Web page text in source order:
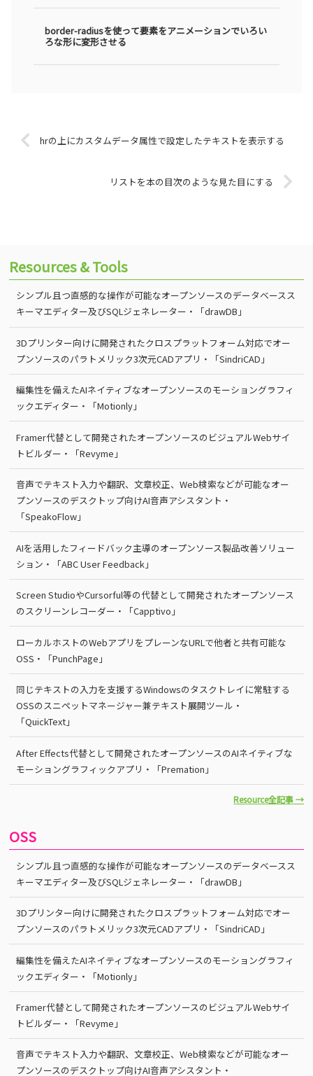
border-radiusを使って要素をアニメーションでいろい
ろな形に変形させる
hrの上にカスタムデータ属性で設定したテキストを表示する
リストを本の目次のような見た目にする
Resources & Tools
シンプル且つ直感的な操作が可能なオープンソースのデータベースス
キーマエディター及びSQLジェネレーター・「drawDB」
3Dプリンター向けに開発されたクロスプラットフォーム対応でオー
プンソースのパラトメリック3次元CADアプリ・「SindriCAD」
編集性を備えたAIネイティブなオープンソースのモーショングラフィ
ックエディター・「Motionly」
Framer代替として開発されたオープンソースのビジュアルWebサイ
トビルダー・「Revyme」
音声でテキスト入力や翻訳、文章校正、Web検索などが可能なオー
プンソースのデスクトップ向けAI音声アシスタント・
「SpeakoFlow」
AIを活用したフィードバック主導のオープンソース製品改善ソリュー
ション・「ABC User Feedback」
Screen StudioやCursorful等の代替として開発されたオープンソース
のスクリーンレコーダー・「Capptivo」
ローカルホストのWebアプリをプレーンなURLで他者と共有可能な
OSS・「PunchPage」
同じテキストの入力を支援するWindowsのタスクトレイに常駐する
OSSのスニペットマネージャー兼テキスト展開ツール・
「QuickText」
After Effects代替として開発されたオープンソースのAIネイティブな
モーショングラフィックアプリ・「Premation」
Resource全記事 →
OSS
シンプル且つ直感的な操作が可能なオープンソースのデータベースス
キーマエディター及びSQLジェネレーター・「drawDB」
3Dプリンター向けに開発されたクロスプラットフォーム対応でオー
プンソースのパラトメリック3次元CADアプリ・「SindriCAD」
編集性を備えたAIネイティブなオープンソースのモーショングラフィ
ックエディター・「Motionly」
Framer代替として開発されたオープンソースのビジュアルWebサイ
トビルダー・「Revyme」
音声でテキスト入力や翻訳、文章校正、Web検索などが可能なオー
プンソースのデスクトップ向けAI音声アシスタント・